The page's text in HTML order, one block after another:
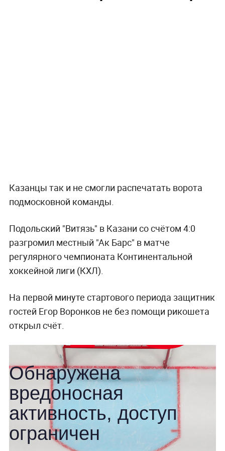
Казанцы так и не смогли распечатать ворота
подмосковной команды.
Подольский "Витязь" в Казани со счётом 4:0
разгромил местный "Ак Барс" в матче
регулярного чемпионата Континентальной
хоккейной лиги (КХЛ).
На первой минуте стартового периода защитник
гостей Егор Воронков не без помощи рикошета
открыл счёт.